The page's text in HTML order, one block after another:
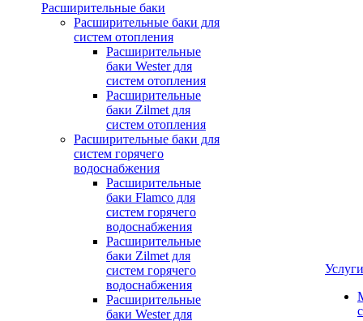
Расширительные баки
Расширительные баки для
систем отопления
Расширительные
баки Wester для
систем отопления
Расширительные
баки Zilmet для
систем отопления
Расширительные баки для
систем горячего
водоснабжения
Расширительные
баки Flamco для
систем горячего
водоснабжения
Расширительные
баки Zilmet для
систем горячего
водоснабжения
Расширительные
баки Wester для
Услуги